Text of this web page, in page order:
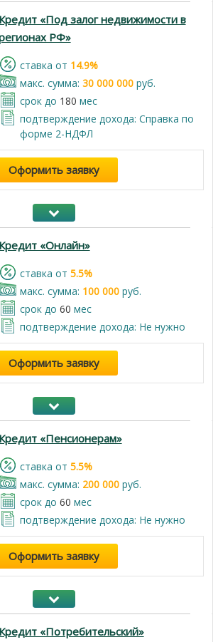
Кредит «Под залог недвижимости в
РФ»
cтавка от 14.9%
макс. сумма: 30 000 000руб.
срок до 180 мес
подтверждение дохода: Справка по
форме 2-НДФЛ
Оформить заявку
Кредит «Онлайн»
cтавка от 5.5%
макс. сумма: 100 000руб.
срок до 60 мес
подтверждение дохода: Не нужно
Оформить заявку
Кредит «Пенсионерам»
cтавка от 5.5%
макс. сумма: 200 000руб.
срок до 60 мес
подтверждение дохода: Не нужно
Оформить заявку
Кредит «Потребительский»